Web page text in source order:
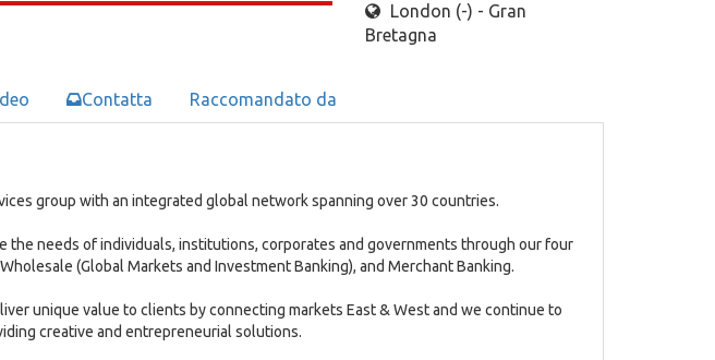
London (-) - Gran
Bretagna
Contatta Raccomandato da
group with an integrated global network spanning over 30 countries.
the needs of individuals, institutions, corporates and governments through our four
(Global Markets and Investment Banking), and Merchant Banking.
unique value to clients by connecting markets East & West and we continue to
creative and entrepreneurial solutions.